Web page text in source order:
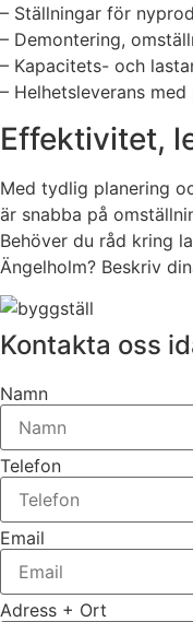
– Ställningar för
– Demontering,
– Kapacitets- och
– Helhetsleverans
Effektivitet,
Med tydlig planering
är snabba på
Behöver du råd kring
Ängelholm? Beskriv
Kontakta oss
Namn
Telefon
Email
Adress + Ort